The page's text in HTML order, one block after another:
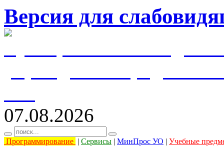
Версия для
07.08.2026
Программирование | Сервисы | МинПрос УО | Учебные